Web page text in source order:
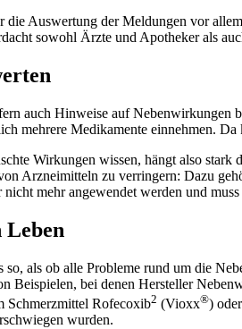
die Auswertung der Meldungen vor
sowohl Ärzte und Apotheker als
auch Hinweise auf Nebenwirkungen
mehrere Medikamente einnehmen.
Wirkungen wissen, hängt also
Arzneimitteln zu verringern: Dazu
nicht mehr angewendet werden und
so, als ob alle Probleme rund um die
Beispielen, bei denen Hersteller
Schmerzmittel Rofecoxib2 (Vioxx®)
wurden.